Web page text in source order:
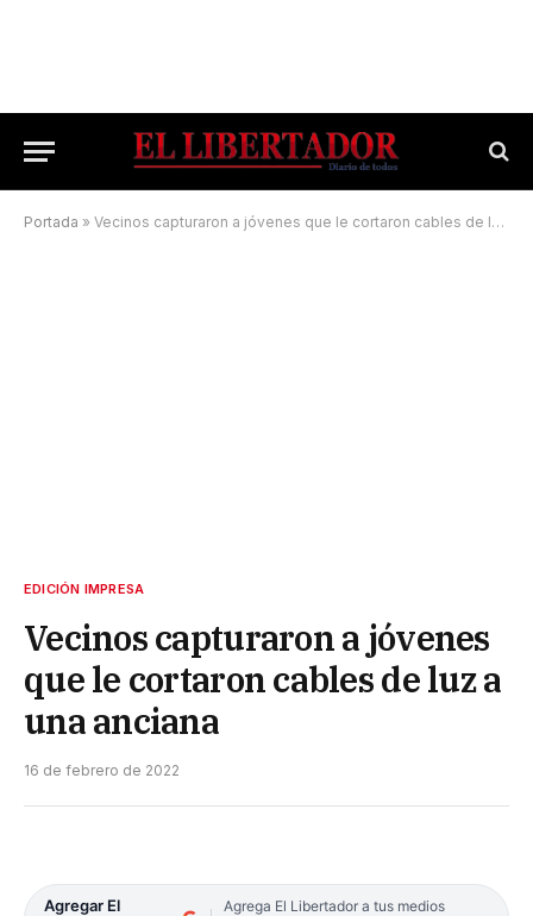
Portada » Vecinos capturaron a jóvenes que le cortaron cables de luz a una anciana
EDICIÓN IMPRESA
Vecinos capturaron a jóvenes
que le cortaron cables de luz a
una anciana
16 de febrero de 2022
Agregar El
Agrega El Libertador a tus medios